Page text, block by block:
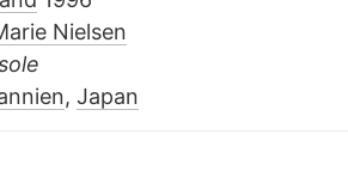
Nielsen
, Japan